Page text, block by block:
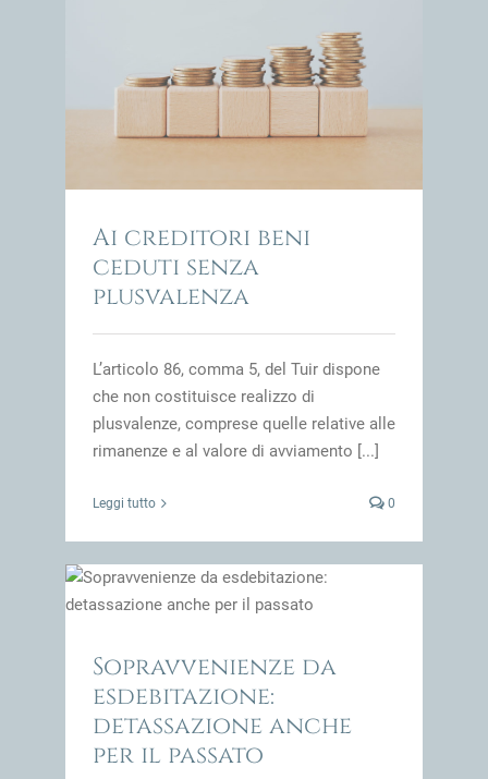
Ai creditori beni
ceduti senza
plusvalenza
L’articolo 86, comma 5, del Tuir dispone
che non costituisce realizzo di
plusvalenze, comprese quelle relative alle
rimanenze e al valore di avviamento [...]
Leggi tutto 0
Sopravvenienze da
esdebitazione:
detassazione anche
per il passato